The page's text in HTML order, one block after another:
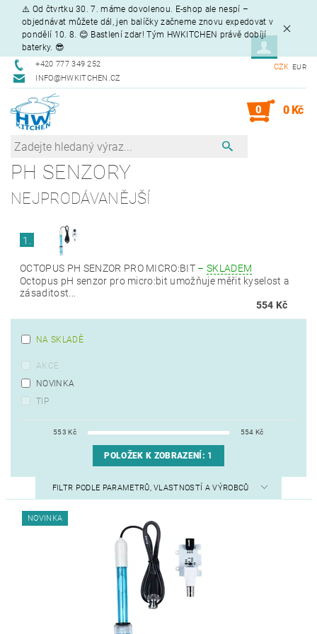
⚠️ Od čtvrtku 30. 7. máme dovolenou. E-shop ale nespí –
objednávat můžete dál, jen balíčky začneme znovu expedovat v
pondělí 10. 8. 😊 Bastlení zdar! Tým HWKITCHEN právě dobíjí
baterky. 😎
+420 777 349 252
INFO@HWKITCHEN.CZ
CZK EUR
0 0 Kč
PH SENZORY
NEJPRODÁVANĚJŠÍ
1.
OCTOPUS PH SENZOR PRO MICRO:BIT –SKLADEM
Octopus pH senzor pro micro:bit umožňuje měřit kyselost a
zásaditost...
554 Kč
NA SKLADĚ
AKCE
NOVINKA
TIP
553 Kč 554 Kč
POLOŽEK K ZOBRAZENÍ: 1
FILTR PODLE PARAMETRŮ, VLASTNOSTÍ A VÝROBCŮ
NOVINKA